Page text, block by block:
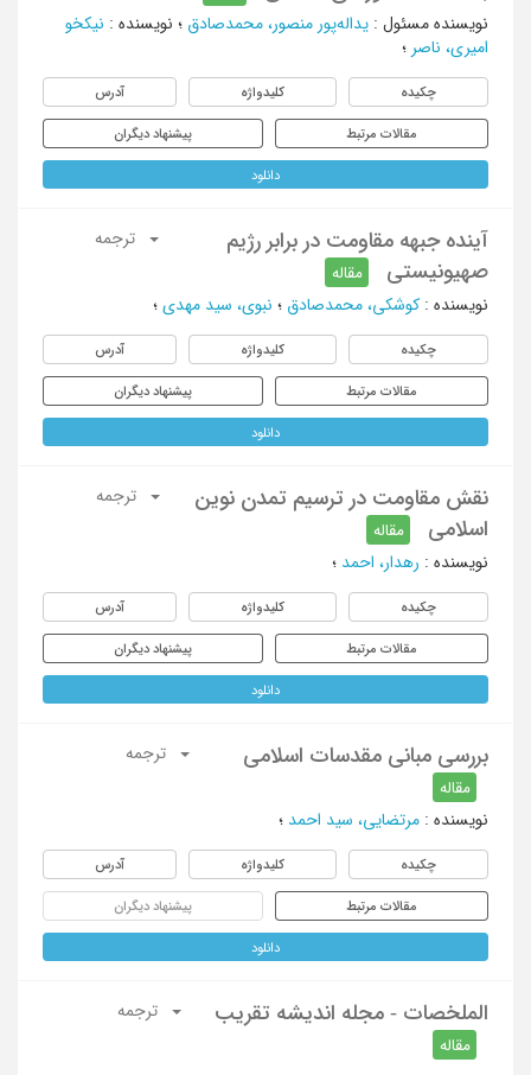
نویسنده مسئول : یداله‌پور منصور، محمدصادق ؛ نویسنده : نیکخو
امیری، ناصر ؛
چکیده کلیدواژه آدرس
مقالات مرتبط پیشنهاد دیگران
دانلود
آینده جبهه مقاومت در برابر رژیم
صهیونیستی
مقاله
ترجمه
نویسنده : کوشکی، محمدصادق ؛ نبوی، سید مهدی ؛
چکیده کلیدواژه آدرس
مقالات مرتبط پیشنهاد دیگران
دانلود
نقش مقاومت در ترسیم تمدن نوین
اسلامی
مقاله
ترجمه
نویسنده : رهدار، احمد ؛
چکیده کلیدواژه آدرس
مقالات مرتبط پیشنهاد دیگران
دانلود
بررسی مبانی مقدسات اسلامی
مقاله
ترجمه
نویسنده : مرتضایی، سید احمد ؛
چکیده کلیدواژه آدرس
مقالات مرتبط پیشنهاد دیگران
دانلود
الملخصات - مجله اندیشه تقریب
مقاله
ترجمه